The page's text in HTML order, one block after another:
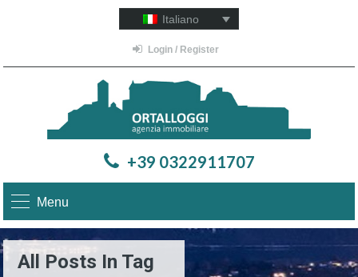
Italiano
Login / Register
+39 0322911707
Menu
All Posts In Tag